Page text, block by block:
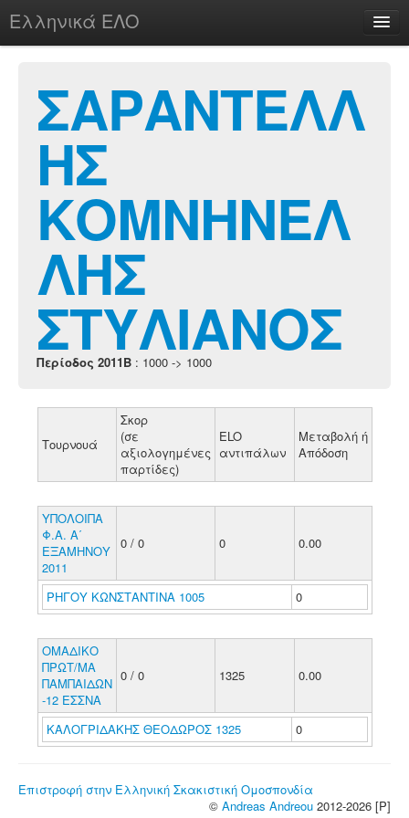
Ελληνικά ΕΛΟ
chesstu.be @ discord
Login
ΣΑΡΑΝΤΕΛΛ
ΗΣ
ΚΟΜΝΗΝΕΛ
ΛΗΣ
ΣΤΥΛΙΑΝΟΣ
Περίοδος 2011B : 1000 -> 1000
Τουρνουά
Σκορ
(σε
αξιολογημένες
παρτίδες)
ELO
αντιπάλων
Μεταβολή ή
Απόδοση
ΥΠΟΛΟΙΠΑ
Φ.Α. Α΄
ΕΞΑΜΗΝΟΥ
2011
0 / 0 0 0.00
ΡΗΓΟΥ ΚΩΝΣΤΑΝΤΙΝΑ 1005 0
ΟΜΑΔΙΚΟ
ΠΡΩΤ/ΜΑ
ΠΑΜΠΑΙΔΩΝ
-12 ΕΣΣΝΑ
0 / 0 1325 0.00
ΚΑΛΟΓΡΙΔΑΚΗΣ ΘΕΟΔΩΡΟΣ 1325 0
Επιστροφή στην Ελληνική Σκακιστική Ομοσπονδία
© Andreas Andreou 2012-2026 [P]